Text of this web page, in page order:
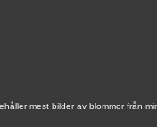
mest bilder av blommor från